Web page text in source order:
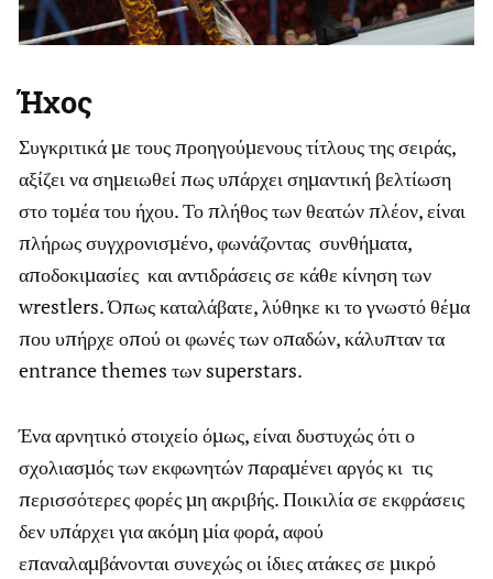
Ήχος
Συγκριτικά με τους προηγούμενους τίτλους της σειράς,
αξίζει να σημειωθεί πως υπάρχει σημαντική βελτίωση
στο τομέα του ήχου. Το πλήθος των θεατών πλέον, είναι
πλήρως συγχρονισμένο, φωνάζοντας συνθήματα,
αποδοκιμασίες και αντιδράσεις σε κάθε κίνηση των
wrestlers. Όπως καταλάβατε, λύθηκε κι το γνωστό θέμα
που υπήρχε οπού οι φωνές των οπαδών, κάλυπταν τα
entrance themes των superstars.
Ένα αρνητικό στοιχείο όμως, είναι δυστυχώς ότι ο
σχολιασμός των εκφωνητών παραμένει αργός κι τις
περισσότερες φορές μη ακριβής. Ποικιλία σε εκφράσεις
δεν υπάρχει για ακόμη μία φορά, αφού
επαναλαμβάνονται συνεχώς οι ίδιες ατάκες σε μικρό